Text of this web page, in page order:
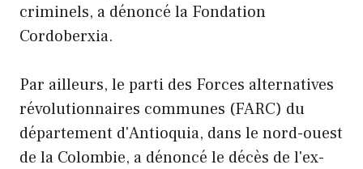
criminels, a dénoncé la Fondation
Cordoberxia.
Par ailleurs, le parti des Forces alternatives
révolutionnaires communes (FARC) du
département d'Antioquia, dans le nord-ouest
de la Colombie, a dénoncé le décès de l'ex-